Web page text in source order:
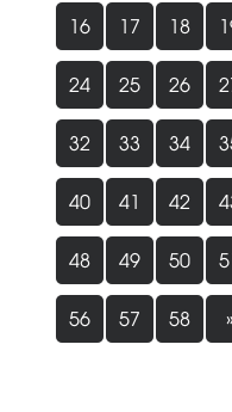
16 17 18
24 25 26
32 33 34
40 41 42
48 49 50
56 57 58 »